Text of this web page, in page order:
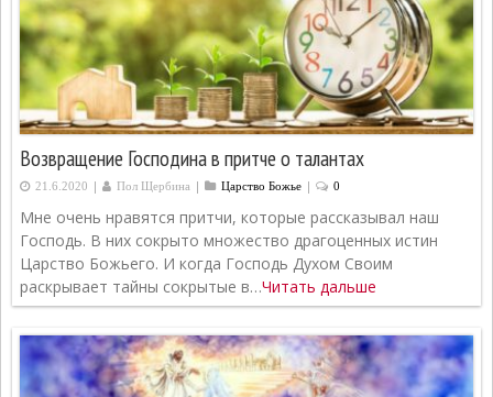
Возвращение Господина в притче о талантах
21.6.2020 | Пол Щербина | Царство Божье | 0
Мне очень нравятся притчи, которые рассказывал наш
Господь. В них сокрыто множество драгоценных истин
Царство Божьего. И когда Господь Духом Своим
раскрывает тайны сокрытые в…Читать дальше